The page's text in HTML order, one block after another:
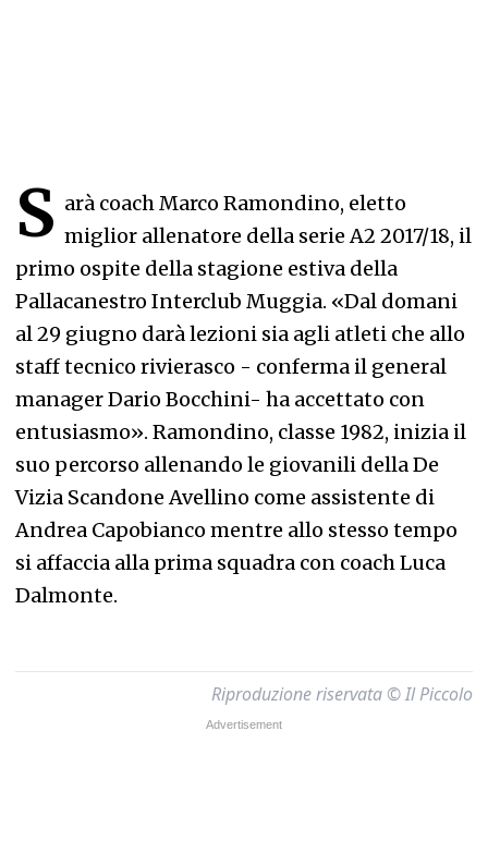
S arà coach Marco Ramondino, eletto
miglior allenatore della serie A2 2017/18, il
primo ospite della stagione estiva della
Pallacanestro Interclub Muggia. «Dal domani
al 29 giugno darà lezioni sia agli atleti che allo
staff tecnico rivierasco - conferma il general
manager Dario Bocchini- ha accettato con
entusiasmo». Ramondino, classe 1982, inizia il
suo percorso allenando le giovanili della De
Vizia Scandone Avellino come assistente di
Andrea Capobianco mentre allo stesso tempo
si affaccia alla prima squadra con coach Luca
Dalmonte.
Riproduzione riservata © Il Piccolo